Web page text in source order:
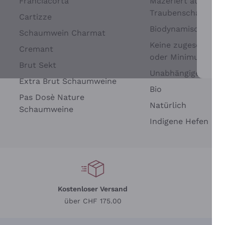
Cartizze
Schaumwein Charmat
Cremant
Brut Sekt
Extra Brut Schaumweine
Pas Dosè Nature
Schaumweine
Traubenschalen
Biodynamisch
Keine
oder Minimum
Unabhängige
Bio
Natürlich
Indigene Hefen
Kostenloser Versand
über CHF 175.00